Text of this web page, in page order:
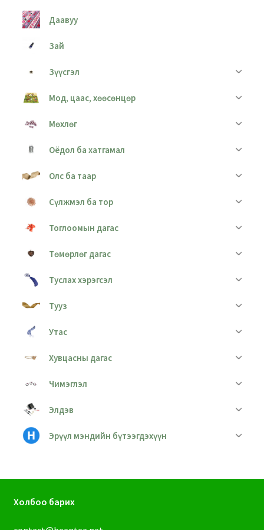
Даавуу
Зай
Зүүсгэл
Мод, цаас, хөөсөнцөр
Мөхлөг
Оёдол ба хатгамал
Олс ба таар
Сүлжмэл ба тор
Тоглоомын дагас
Төмөрлөг дагас
Туслах хэрэгсэл
Тууз
Утас
Хувцасны дагас
Чимэглэл
Элдэв
Эрүүл мэндийн бүтээгдэхүүн
Холбоо барих